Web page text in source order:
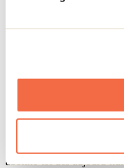
Vivre et travailler
Programme
Infolettre
Pour découvrir des idées
nouveautés, les concours
abonne-toi dès